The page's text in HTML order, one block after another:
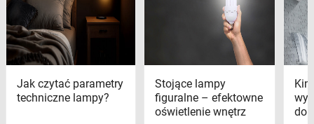
Jak czytać parametry
techniczne lampy?
Stojące lampy
figuralne – efektowne
oświetlenie wnętrz